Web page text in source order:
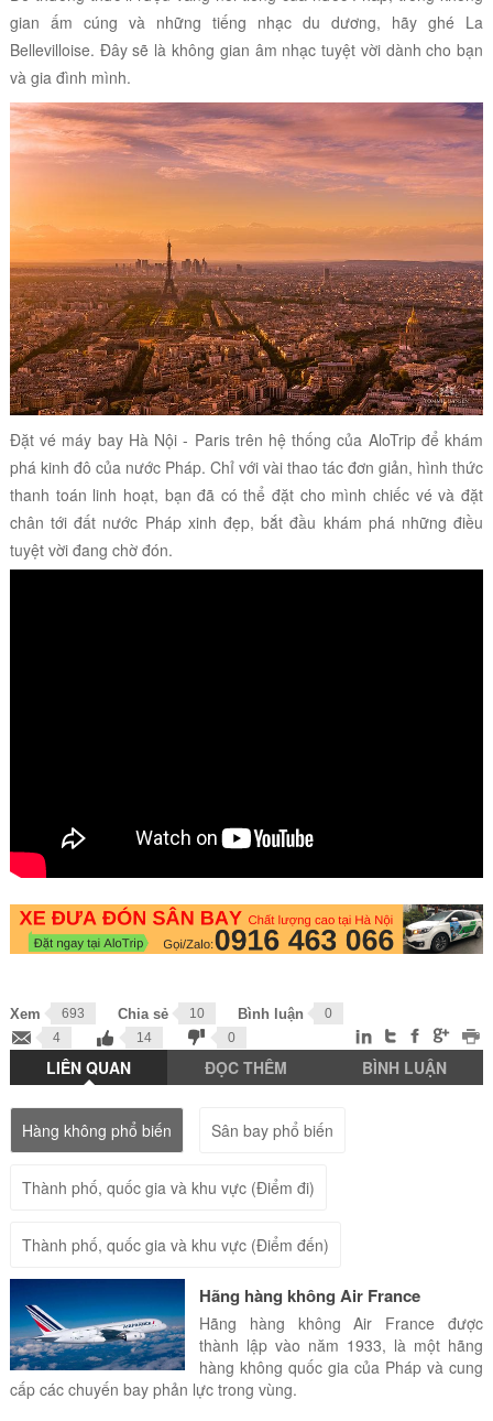
gian ấm cúng và những tiếng nhạc du dương, hãy ghé La
Bellevilloise. Đây sẽ là không gian âm nhạc tuyệt vời dành cho bạn
và gia đình mình.
Đặt vé máy bay Hà Nội - Paris trên hệ thống của AloTrip để khám
phá kinh đô của nước Pháp. Chỉ với vài thao tác đơn giản, hình thức
thanh toán linh hoạt, bạn đã có thể đặt cho mình chiếc vé và đặt
chân tới đất nước Pháp xinh đẹp, bắt đầu khám phá những điều
tuyệt vời đang chờ đón.
Xem 693 Chia sẻ 10 Bình luận
0
4
14 0
LIÊN QUAN ĐỌC THÊM BÌNH LUẬN
Hàng không phổ biến Sân bay phổ biến
Thành phố, quốc gia và khu vực (Điểm đi)
Thành phố, quốc gia và khu vực (Điểm đến)
Hãng hàng không Air France
Hãng hàng không Air France được
thành lập vào năm 1933, là một hãng
hàng không quốc gia của Pháp và cung
cấp các chuyến bay phản lực trong vùng.